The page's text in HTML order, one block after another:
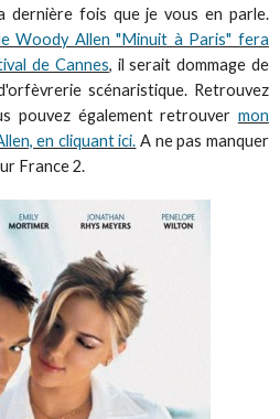
dernière fois que je vous en parle.
Woody Allen "Minuit à Paris" fera
de Cannes, il serait dommage de
scénaristique. Retrouvez
pouvez également retrouver mon
en cliquant ici. A ne pas manquer
France 2.